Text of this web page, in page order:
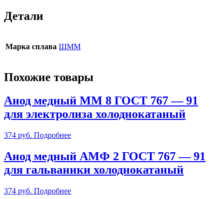
Детали
Марка сплава ШММ
Похожие товары
Анод медный ММ 8 ГОСТ 767 — 91
для электролиза холоднокатаный
374 руб. Подробнее
Анод медный АМФ 2 ГОСТ 767 — 91
для гальваники холоднокатаный
374 руб. Подробнее